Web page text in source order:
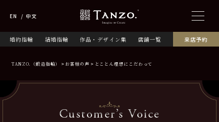
婚約指輪 結婚指輪 作品・デザイン集 店舗一覧 来店予約
EN 中文
TANZO.（鍛造指輪） お客様の声 とことん理想にこだわって
Customer’s Voice